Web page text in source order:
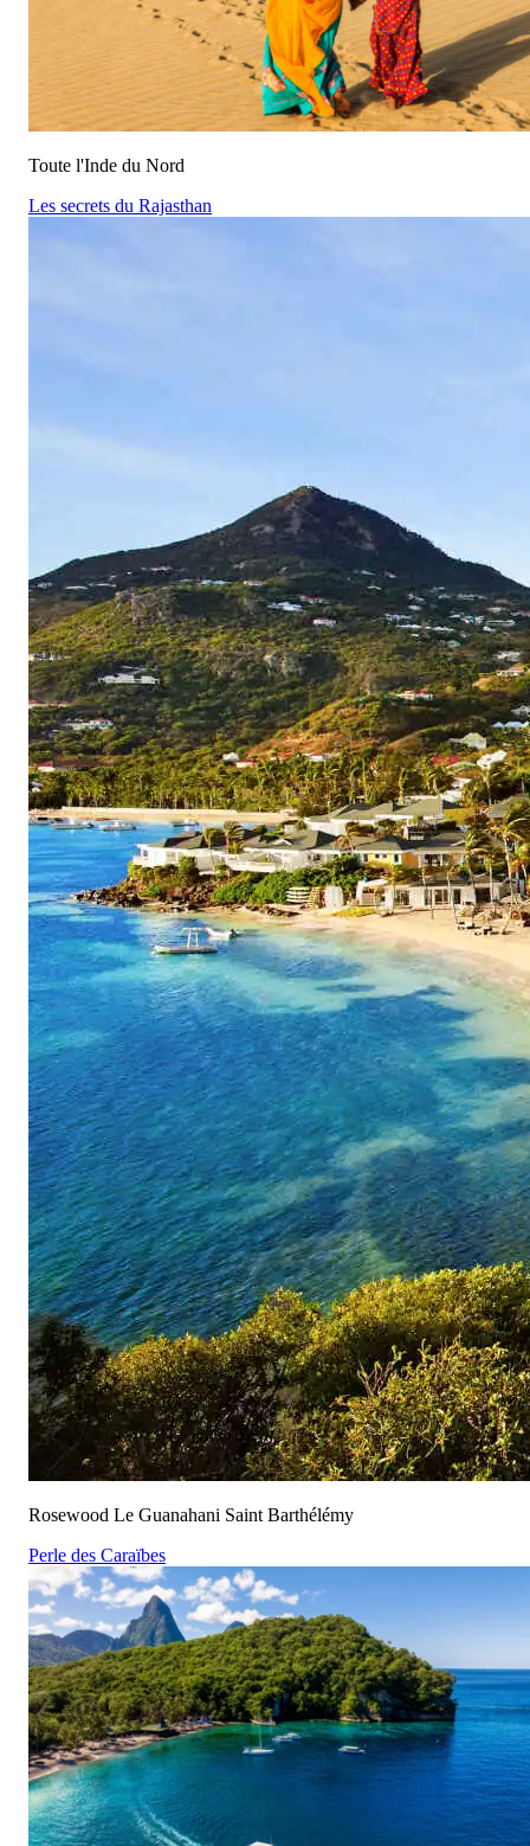
Toute l'Inde du Nord
Les secrets du Rajasthan
Rosewood Le Guanahani Saint Barthélémy
Perle des Caraïbes